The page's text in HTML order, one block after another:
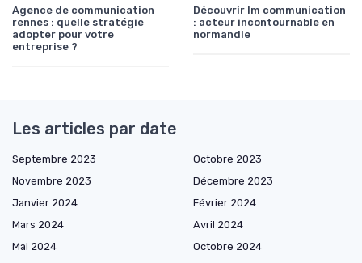
Agence de communication
rennes : quelle stratégie
adopter pour votre
entreprise ?
Découvrir lm communication
: acteur incontournable en
normandie
Les articles par date
Septembre 2023
Octobre 2023
Novembre 2023
Décembre 2023
Janvier 2024
Février 2024
Mars 2024
Avril 2024
Mai 2024
Octobre 2024